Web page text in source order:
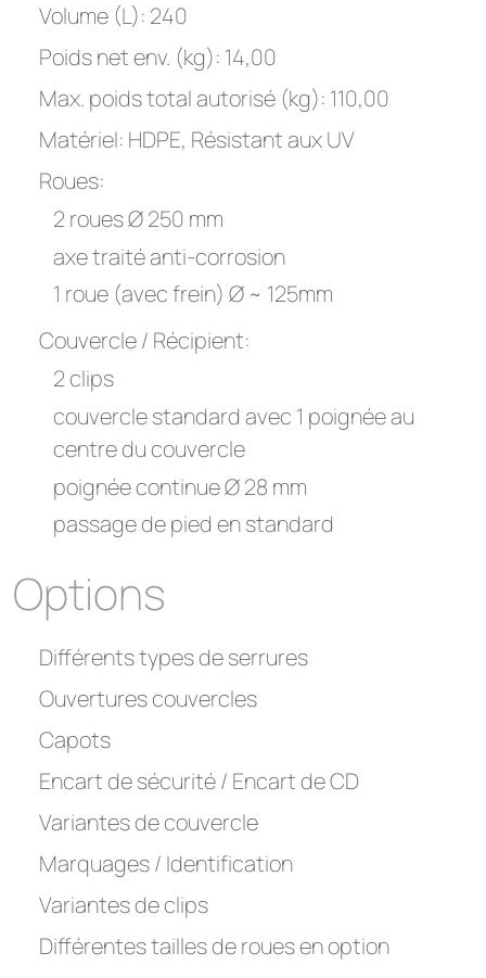
Volume (L): 240
Poids net env. (kg): 14,00
Max. poids total autorisé (kg): 110,00
Matériel: HDPE, Résistant aux UV
Roues:
2 roues Ø 250 mm
axe traité anti-corrosion
1 roue (avec frein) Ø ~ 125mm
Couvercle / Récipient:
2 clips
couvercle standard avec 1 poignée au
centre du couvercle
poignée continue Ø 28 mm
passage de pied en standard
Options
Différents types de serrures
Ouvertures couvercles
Capots
Encart de sécurité / Encart de CD
Variantes de couvercle
Marquages / Identification
Variantes de clips
Différentes tailles de roues en option